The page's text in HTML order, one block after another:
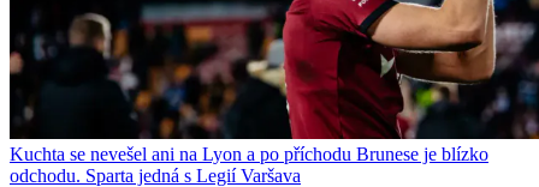
Kuchta se nevešel ani na Lyon a po příchodu Brunese je blízko
odchodu. Sparta jedná s Legií Varšava